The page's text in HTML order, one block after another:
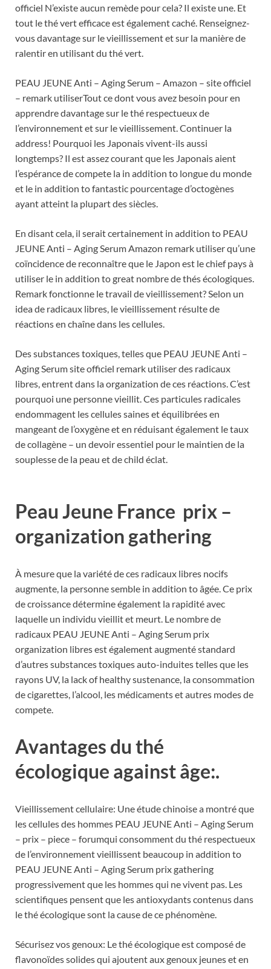
officiel N’existe aucun remède pour cela? Il existe une. Et
tout le thé vert efficace est également caché. Renseignez-
vous davantage sur le vieillissement et sur la manière de
ralentir en utilisant du thé vert.
PEAU JEUNE Anti – Aging Serum – Amazon – site officiel
– remark utiliserTout ce dont vous avez besoin pour en
apprendre davantage sur le thé respectueux de
l’environnement et sur le vieillissement. Continuer la
address! Pourquoi les Japonais vivent-ils aussi
longtemps? Il est assez courant que les Japonais aient
l’espérance de compete la in addition to longue du monde
et le in addition to fantastic pourcentage d’octogènes
ayant atteint la plupart des siècles.
En disant cela, il serait certainement in addition to PEAU
JEUNE Anti – Aging Serum Amazon remark utiliser qu’une
coïncidence de reconnaître que le Japon est le chief pays à
utiliser le in addition to great nombre de thés écologiques.
Remark fonctionne le travail de vieillissement? Selon un
idea de radicaux libres, le vieillissement résulte de
réactions en chaîne dans les cellules.
Des substances toxiques, telles que PEAU JEUNE Anti –
Aging Serum site officiel remark utiliser des radicaux
libres, entrent dans la organization de ces réactions. C’est
pourquoi une personne vieillit. Ces particules radicales
endommagent les cellules saines et équilibrées en
mangeant de l’oxygène et en réduisant également le taux
de collagène – un devoir essentiel pour le maintien de la
souplesse de la peau et de child éclat.
Peau Jeune France prix –
organization gathering
À mesure que la variété de ces radicaux libres nocifs
augmente, la personne semble in addition to âgée. Ce prix
de croissance détermine également la rapidité avec
laquelle un individu vieillit et meurt. Le nombre de
radicaux PEAU JEUNE Anti – Aging Serum prix
organization libres est également augmenté standard
d’autres substances toxiques auto-induites telles que les
rayons UV, la lack of healthy sustenance, la consommation
de cigarettes, l’alcool, les médicaments et autres modes de
compete.
Avantages du thé
écologique against âge:.
Vieillissement cellulaire: Une étude chinoise a montré que
les cellules des hommes PEAU JEUNE Anti – Aging Serum
– prix – piece – forumqui consomment du thé respectueux
de l’environnement vieillissent beaucoup in addition to
PEAU JEUNE Anti – Aging Serum prix gathering
progressivement que les hommes qui ne vivent pas. Les
scientifiques pensent que les antioxydants contenus dans
le thé écologique sont la cause de ce phénomène.
Sécurisez vos genoux: Le thé écologique est composé de
flavonoïdes solides qui ajoutent aux genoux jeunes et en